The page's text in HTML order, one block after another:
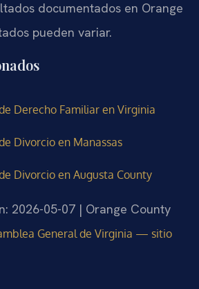
documentados en Orange
pueden variar.
Derecho Familiar en Virginia
Divorcio en Manassas
Divorcio en Augusta County
2026-05-07 | Orange County
General de Virginia — sitio